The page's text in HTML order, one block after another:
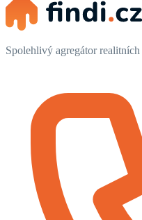
Spolehlivý agregátor